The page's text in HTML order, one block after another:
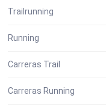
Trailrunning
Running
Carreras Trail
Carreras Running